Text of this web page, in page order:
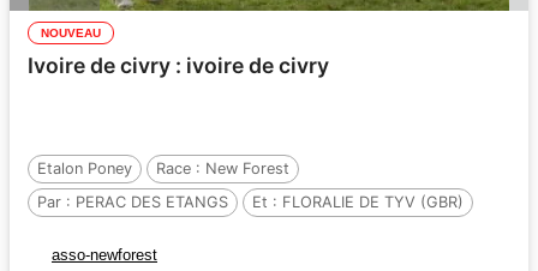
NOUVEAU
Ivoire de civry : ivoire de civry
Etalon Poney Race : New Forest
Par : PERAC DES ETANGS Et : FLORALIE DE TYV (GBR)
asso-newforest